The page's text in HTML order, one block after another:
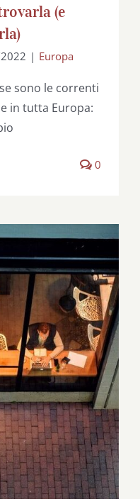
(e
| Europa
sono le correnti
in tutta Europa:
0
per un buon